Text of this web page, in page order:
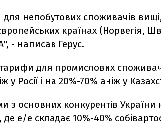
для непобутових споживачів
країнах (Норвегія,
- написав Герус.
для промислових
у Росії і на 20%-70% аніж у
з основних конкурентів України
де е/е складає 10%-40%